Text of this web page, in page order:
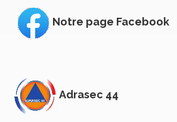
Notre page Facebook
Adrasec 44